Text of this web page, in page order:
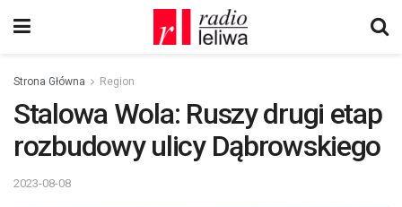
Strona Główna Region
Stalowa Wola: Ruszy drugi etap
rozbudowy ulicy Dąbrowskiego
2023-08-08